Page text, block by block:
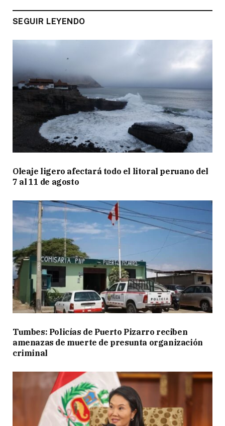
SEGUIR LEYENDO
Oleaje ligero afectará todo el litoral peruano del
7 al 11 de agosto
Tumbes: Policías de Puerto Pizarro reciben
amenazas de muerte de presunta organización
criminal